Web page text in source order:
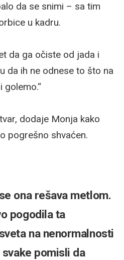
da se snimi – sa tim
u kadru.
da ga očiste od jada i
da ih ne odnese to što na
golemo.“
dodaje Monja kako
pogrešno shvaćen.
ona rešava metlom.
pogodila ta
na nenormalnosti
pomisli da